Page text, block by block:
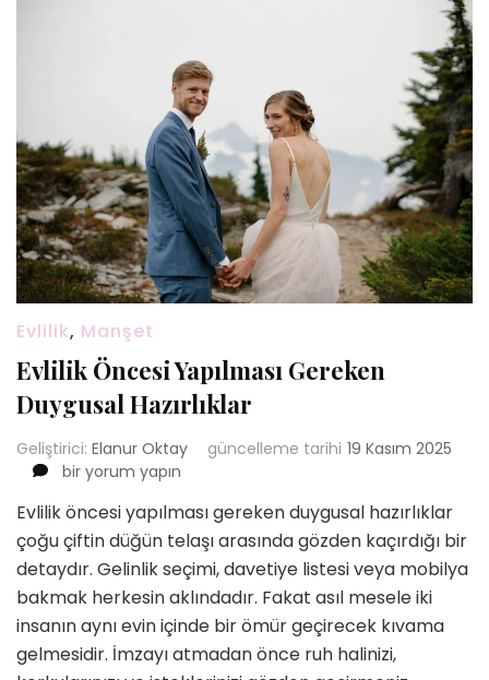
Evlilik, Manşet
Evlilik Öncesi Yapılması Gereken
Duygusal Hazırlıklar
Geliştirici: Elanur Oktay güncelleme tarihi 19 Kasım 2025
Evlilik
Yapılması
Gereken
Duygusal
Hazırlıklar
için
bir yorum yapın
Evlilik öncesi yapılması gereken duygusal hazırlıklar
çoğu çiftin düğün telaşı arasında gözden kaçırdığı bir
detaydır. Gelinlik seçimi, davetiye listesi veya mobilya
bakmak herkesin aklındadır. Fakat asıl mesele iki
insanın aynı evin içinde bir ömür geçirecek kıvama
gelmesidir. İmzayı atmadan önce ruh halinizi,